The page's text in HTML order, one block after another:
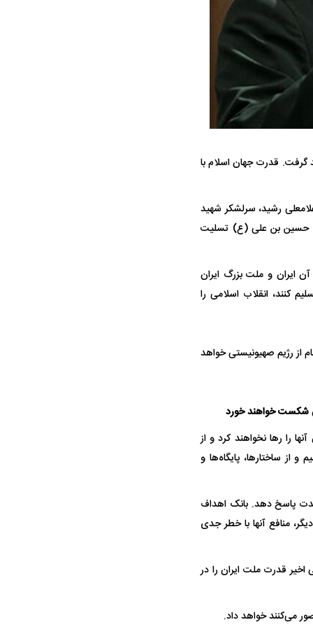
گرفت. قدرت جهان اسلام با
غلامعلی رشید، سرلشکر شهید
حسین بن علی (ع) تسلیت
آن ایران و ملت بزرگ ایران
کنند، انقلاب اسلامی را
از رژیم صهیونیستی خواهد
شکست خواهند خورد
را رها نخواهند کرد و از
ساختارها، پایگاه‌ها و
پاسخ دهد. بانک اهداف
منافع آنها با خطر جدی
قدرت ملت ایران را در
می‌کنند خواهد داد.
| پهپاد انتحاری
حادثه هولناک در پاساژ علاءالدین ۶ نفر را
ردپای سیاست در یک جنایت مرموز؛
انتقال